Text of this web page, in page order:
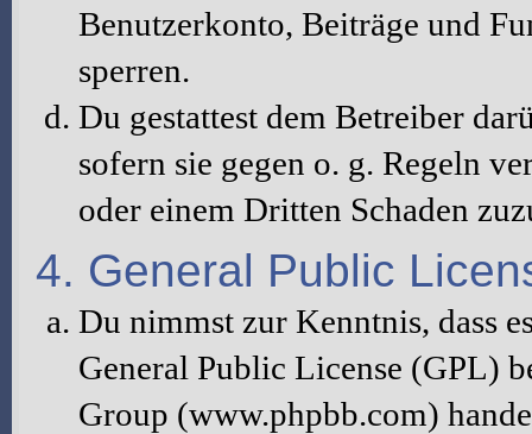
Benutzerkonto, Beiträge und
sperren.
Du gestattest dem Betreiber
sofern sie gegen o. g. Regeln
oder einem Dritten Schaden
4. General Public
Du nimmst zur Kenntnis, dass
General Public License (GPL)
Group (www.phpbb.com)